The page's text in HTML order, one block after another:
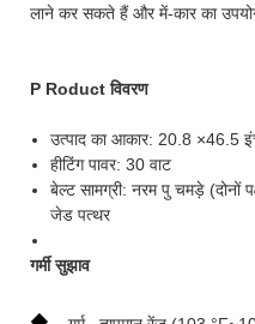
लाने कर सकते हैं और में-कार का
P Roduct विवरण
उत्पाद का आकार: 20.8 ×46.5
हीटिंग पावर: 30 वाट
बेल्ट सामग्री: नरम पु चमड़े (दोनों
जेड पत्थर
गर्मी सुझाव